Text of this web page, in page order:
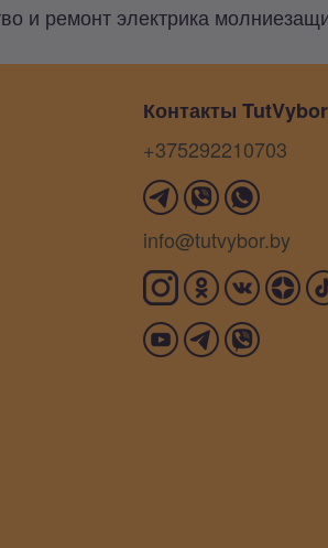
и ремонт электрика
Контакты
+375292210703
info@tutvybor.by